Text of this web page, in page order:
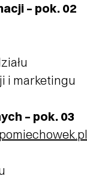
– pok. 02
i marketingu
– pok. 03